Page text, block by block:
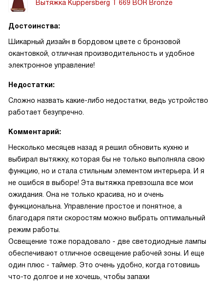
Вытяжка Kuppersberg T 669 BOR Bronze
Достоинства:
Шикарный дизайн в бордовом цвете с бронзовой
окантовкой, отличная производительность и удобное
электронное управление!
Недостатки:
Сложно назвать какие-либо недостатки, ведь устройство
работает безупречно.
Комментарий:
Несколько месяцев назад я решил обновить кухню и
выбирал вытяжку, которая бы не только выполняла свою
функцию, но и стала стильным элементом интерьера. И я
не ошибся в выборе! Эта вытяжка превзошла все мои
ожидания. Она не только красива, но и очень
функциональна. Управление простое и понятное, а
благодаря пяти скоростям можно выбрать оптимальный
режим работы.
Освещение тоже порадовало - две светодиодные лампы
обеспечивают отличное освещение рабочей зоны. И еще
один плюс - таймер. Это очень удобно, когда готовишь
что-то долгое и не хочешь, чтобы запахи